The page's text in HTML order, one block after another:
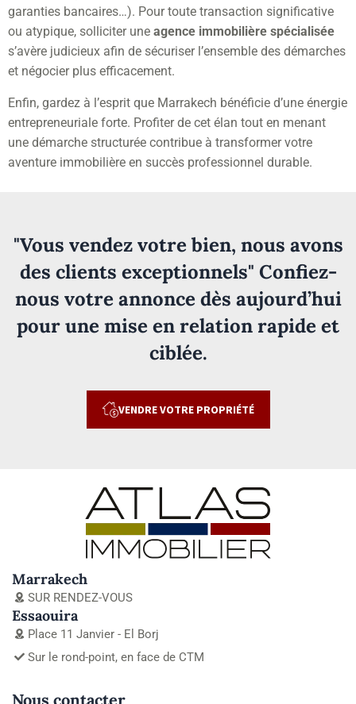
garanties bancaires…). Pour toute transaction significative
ou atypique, solliciter une agence immobilière spécialisée
s’avère judicieux afin de sécuriser l’ensemble des démarches
et négocier plus efficacement.
Enfin, gardez à l’esprit que Marrakech bénéficie d’une énergie
entrepreneuriale forte. Profiter de cet élan tout en menant
une démarche structurée contribue à transformer votre
aventure immobilière en succès professionnel durable.
"Vous vendez votre bien, nous avons
des clients exceptionnels" Confiez-
nous votre annonce dès aujourd’hui
pour une mise en relation rapide et
ciblée.
VENDRE VOTRE PROPRIÉTÉ
Marrakech
SUR RENDEZ-VOUS
Essaouira
Place 11 Janvier - El Borj
Sur le rond-point, en face de CTM
Nous contacter